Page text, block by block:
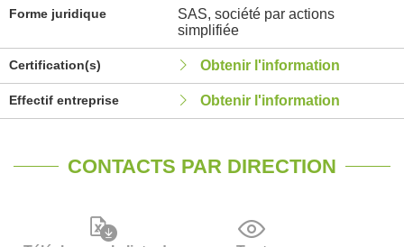
Forme juridique
SAS, société par actions
simplifiée
Certification(s) Obtenir l'information
Effectif entreprise Obtenir l'information
CONTACTS PAR DIRECTION